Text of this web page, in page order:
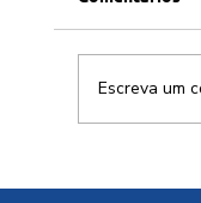
Escreva um